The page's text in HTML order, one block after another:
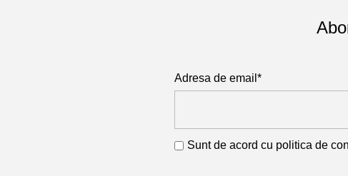
Adresa de email*
Sunt de acord cu politica de